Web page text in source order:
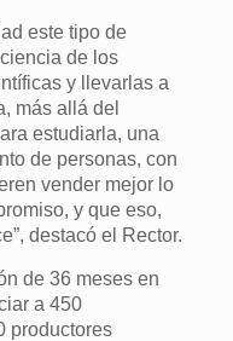
este tipo de
de los
y llevarlas a
más allá del
estudiarla, una
de personas, con
vender mejor lo
y que eso,
destacó el Rector.
de 36 meses en
a 450
productores